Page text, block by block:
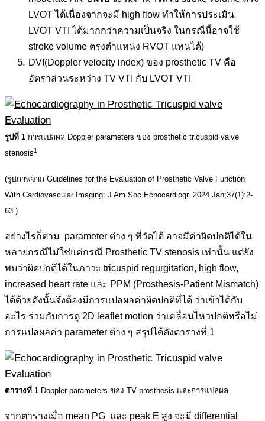
LVOT ได้เนื่องจากจะมี high flow ทำให้การประเมิน
LVOT VTI ได้มากกว่าความเป็นจริง ในกรณีนี้อาจใช้
stroke volume ตรงตำแหน่ง RVOT แทนได้)
DVI(Doppler velocity index) ของ prosthetic TV คือ
อัตราส่วนระหว่าง TV VTI กับ LVOT VTI
รูปที่ 1 การแปลผล Doppler parameters ของ prosthetic tricuspid valve
stenosis1
(รูปภาพจาก Guidelines for the Evaluation of Prosthetic Valve Function
With Cardiovascular Imaging: J Am Soc Echocardiogr. 2024 Jan;37(1):2-
63.)
อย่างไรก็ตาม parameter ต่าง ๆ ที่วัดได้ อาจมีค่าผิดปกติได้ใน
หลายกรณีไม่ใช่แค่กรณี Prosthetic TV stenosis เท่านั้น แต่ยัง
พบว่าผิดปกติได้ในภาวะ tricuspid regurgitation, high flow,
increased heart rate และ PPM (Prosthesis-Patient Mismatch)
ได้ด้วยดังนั้นจึงต้องมีการแปลผลค่าผิดปกติที่ได้ ว่าเข้าได้กับ
อะไร ร่วมกับการดู 2D leaflet motion ว่าเคลื่อนไหวปกติหรือไม่
การแปลผลค่า parameter ต่าง ๆ สรุปได้ดังตารางที่ 1
ตารางที่ 1 Doppler parameters ของ TV prosthesis และการแปลผล
จากตารางเมื่อ mean PG และ peak E สูง จะมี differential